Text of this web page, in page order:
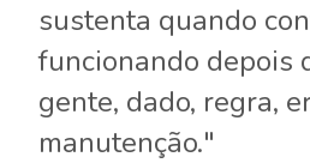
sustenta quando
funcionando depois
gente, dado, regra,
manutenção."